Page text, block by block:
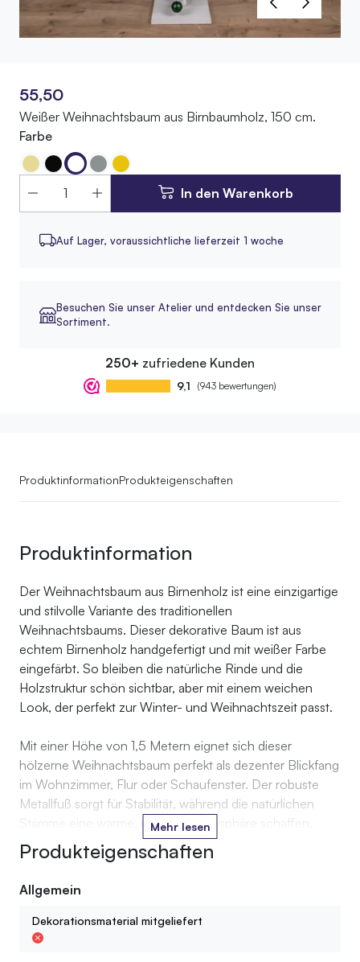
55,50
Weißer Weihnachtsbaum aus Birnbaumholz, 150 cm.
Farbe
In den Warenkorb
Auf Lager, voraussichtliche lieferzeit 1 woche
Besuchen Sie unser Atelier und entdecken Sie unser
Sortiment.
250+ zufriedene Kunden
9,1 (943 bewertungen)
ProduktinformationProdukteigenschaften
Produktinformation
Der Weihnachtsbaum aus Birnenholz ist eine einzigartige
und stilvolle Variante des traditionellen
Weihnachtsbaums. Dieser dekorative Baum ist aus
echtem Birnenholz handgefertigt und mit weißer Farbe
eingefärbt. So bleiben die natürliche Rinde und die
Holzstruktur schön sichtbar, aber mit einem weichen
Look, der perfekt zur Winter- und Weihnachtszeit passt.
Mit einer Höhe von 1,5 Metern eignet sich dieser
hölzerne Weihnachtsbaum perfekt als dezenter Blickfang
im Wohnzimmer, Flur oder Schaufenster. Der robuste
Metallfuß sorgt für Stabilität, während die natürlichen
Stämme eine warme, rustikale Atmosphäre schaffen.
Schmücke den Baum mit Kugeln, Trockenblumen,
stimmungsvollen Lichtern oder mit deiner eigenen
persönlichen Dekoration.
Mehr lesen
Produkteigenschaften
Allgemein
Dekorationsmaterial mitgeliefert